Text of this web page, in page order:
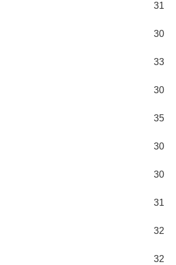
31
30
33
30
35
30
30
31
32
32